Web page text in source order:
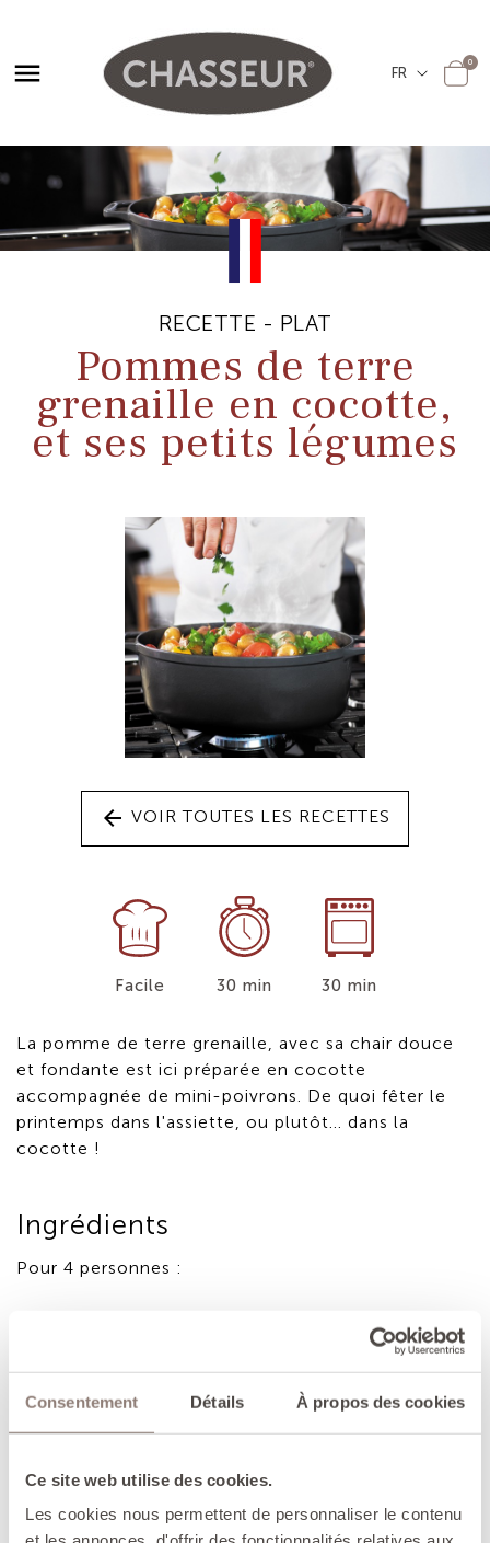
Consentement Détails À propos des cookies
Ce site web utilise des cookies.
Les cookies nous permettent de personnaliser le contenu
 0
RECETTE - PLAT
Pommes de terre
grenaille en cocotte,
et ses petits légumes
arrow_back VOIR TOUTES LES RECETTES
Facile 30 min 30 min
La pomme de terre grenaille, avec sa chair douce
et fondante est ici préparée en cocotte
accompagnée de mini-poivrons. De quoi fêter le
printemps dans l'assiette, ou plutôt... dans la
cocotte !
Ingrédients
Pour 4 personnes :
4 cuil à soupe d'huile d'olive
10 à 12 mini-poivrons
4 branches de thym
huile d'olive
½ bouquet de persil